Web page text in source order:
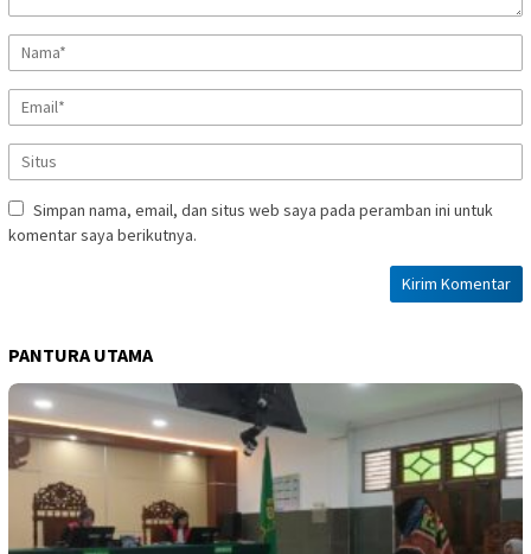
Simpan nama, email, dan situs web saya pada peramban ini untuk
komentar saya berikutnya.
PANTURA UTAMA